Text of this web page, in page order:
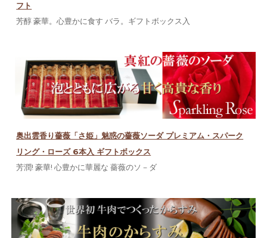
フト
芳醇 豪華。心豊かに食す バラ。ギフトボックス入
奥出雲香り薔薇「さ姫」魅惑の薔薇ソーダ プレミアム・スパーク
リング・ローズ 6本入 ギフトボックス
芳潤! 豪華! 心豊かに華麗な 薔薇のソ－ダ